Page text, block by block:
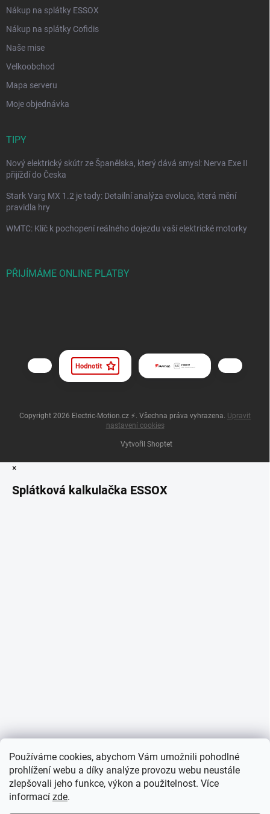
Používáme cookies, abychom Vám umožnili pohodlné
prohlížení webu a díky analýze provozu webu neustále
zlepšovali jeho funkce, výkon a použitelnost. Více
informací zde.
Nákup na splátky ESSOX
Nákup na splátky Cofidis
Naše mise
Velkoobchod
Mapa serveru
Moje objednávka
TIPY
Nový elektrický skútr ze Španělska, který dává smysl: Nerva Exe II
přijíždí do Česka
Stark Varg MX 1.2 je tady: Detailní analýza evoluce, která mění
pravidla hry
WMTC: Klíč k pochopení reálného dojezdu vaší elektrické motorky
PŘIJÍMÁME ONLINE PLATBY
Vytvořil Shoptet
Copyright 2026 Electric-Motion.cz ⚡ . Všechna práva vyhrazena. Upravit
nastavení cookies
×
Splátková kalkulačka ESSOX